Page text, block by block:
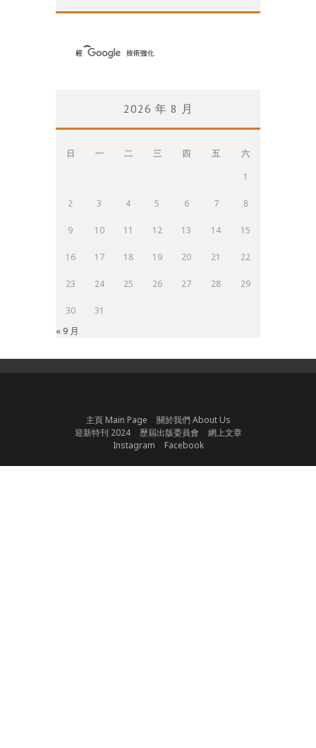
2026 年 8 月
日 一 二 三 四 五
六
1
2 3 4 5 6 7 8
9 10 11 12 13 14 15
16 17 18 19 20 21 22
23 24 25 26 27 28 29
30 31
« 9 月
主頁 Main Page
關於我們 About Us
迎新特刊 2024
歷屆出版委員會
網上文章
Instagram
Facebook